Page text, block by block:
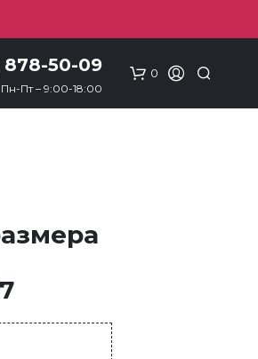
878-50-09
Пн-Пт – 9:00-18:00
0